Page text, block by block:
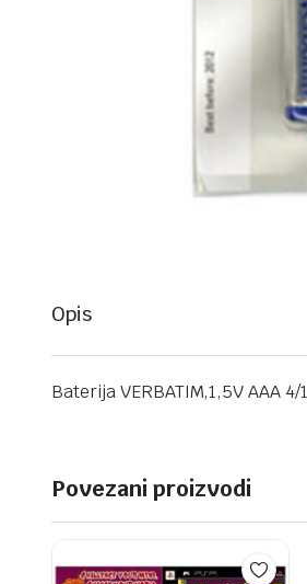
Opis
Baterija VERBATIM,1,5V AAA
Povezani proizvodi